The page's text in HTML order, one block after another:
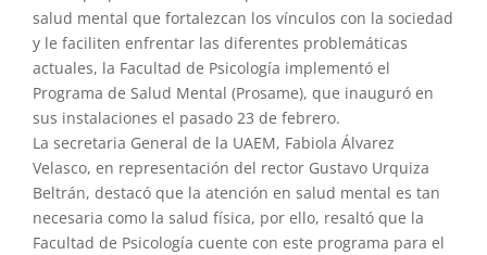
salud mental que fortalezcan los vínculos con la sociedad
y le faciliten enfrentar las diferentes problemáticas
actuales, la Facultad de Psicología implementó el
Programa de Salud Mental (Prosame), que inauguró en
sus instalaciones el pasado 23 de febrero.
La secretaria General de la UAEM, Fabiola Álvarez
Velasco, en representación del rector Gustavo Urquiza
Beltrán, destacó que la atención en salud mental es tan
necesaria como la salud física, por ello, resaltó que la
Facultad de Psicología cuente con este programa para el